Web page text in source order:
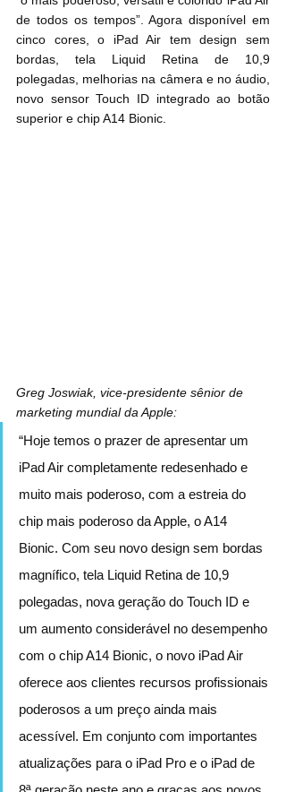
de todos os tempos”. Agora disponível em
cinco cores, o iPad Air tem design sem
bordas, tela Liquid Retina de 10,9
polegadas, melhorias na câmera e no áudio,
novo sensor Touch ID integrado ao botão
superior e chip A14 Bionic.
Greg Joswiak, vice-presidente sênior de
marketing mundial da Apple:
“Hoje temos o prazer de apresentar um
iPad Air completamente redesenhado e
muito mais poderoso, com a estreia do
chip mais poderoso da Apple, o A14
Bionic. Com seu novo design sem bordas
magnífico, tela Liquid Retina de 10,9
polegadas, nova geração do Touch ID e
um aumento considerável no desempenho
com o chip A14 Bionic, o novo iPad Air
oferece aos clientes recursos profissionais
poderosos a um preço ainda mais
acessível. Em conjunto com importantes
atualizações para o iPad Pro e o iPad de